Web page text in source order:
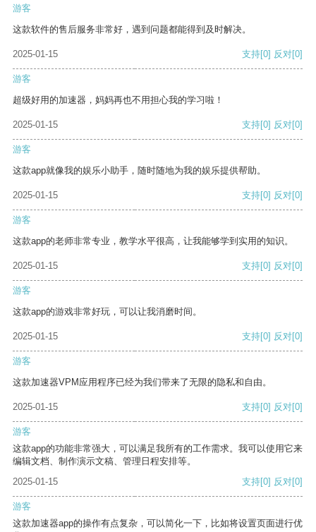
游客
这款软件的售后服务非常好，遇到问题都能得到及时解决。
2025-01-15 支持[0] 反对[0]
游客
超级好用的加速器，妈妈再也不用担心我的学习啦！
2025-01-15 支持[0] 反对[0]
游客
这款app就像我的娱乐小助手，随时随地为我的娱乐提供帮助。
2025-01-15 支持[0] 反对[0]
游客
这款app的老师非常专业，教学水平很高，让我能够学到实用的知识。
2025-01-15 支持[0] 反对[0]
游客
这款app的游戏非常好玩，可以让我消磨时间。
2025-01-15 支持[0] 反对[0]
游客
这款加速器VPM应用程序已经为我们带来了无限的隐私和自由。
2025-01-15 支持[0] 反对[0]
游客
这款app的功能非常强大，可以满足我所有的工作需求。我可以使用它来
编辑文档、制作演示文稿、管理日程安排等。
2025-01-15
支持[0] 反对[0]
游客
这款加速器app的操作有点复杂，可以简化一下，比如将设置页面进行优